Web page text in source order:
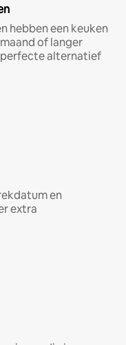
hebben een keuken
of langer
alternatief
en
extra